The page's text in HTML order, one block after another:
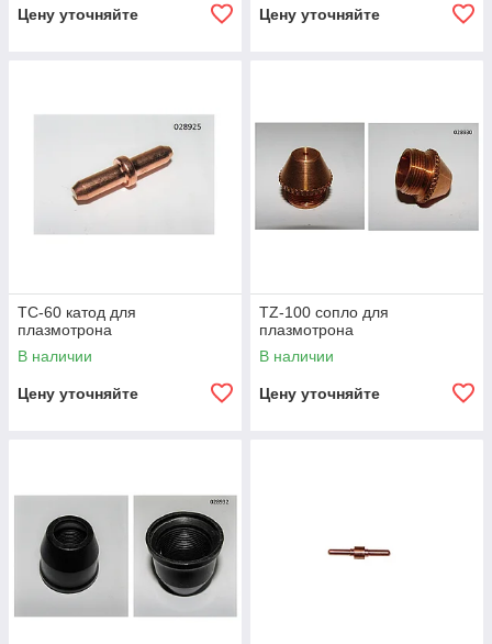
Цену уточняйте Цену уточняйте
ТС-60 катод для
плазмотрона
В наличии
Цену уточняйте
TZ-100 сопло для
плазмотрона
В наличии
Цену уточняйте